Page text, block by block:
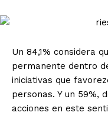
Un 84,1% considera
permanente dentro
iniciativas que
personas. Y un 59%,
acciones en este